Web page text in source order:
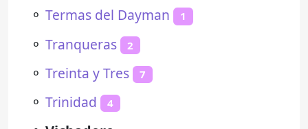
⚬ Termas del Dayman 1
⚬ Tranqueras 2
⚬ Treinta y Tres 7
⚬ Trinidad 4